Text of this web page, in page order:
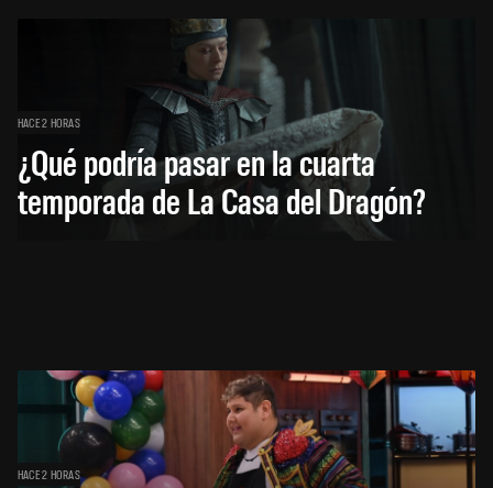
HACE 2 HORAS
¿Qué podría pasar en la cuarta
temporada de La Casa del Dragón?
HACE 2 HORAS